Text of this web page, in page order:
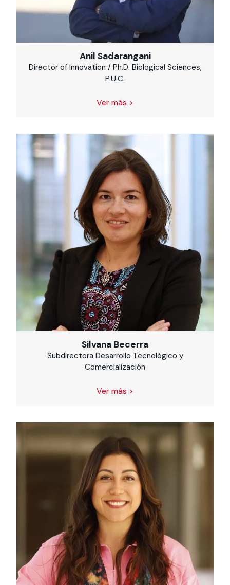
Anil Sadarangani
Director of Innovation / Ph.D. Biological Sciences,
P.U.C.
Ver más >
Silvana Becerra
Subdirectora Desarrollo Tecnológico y
Comercialización
Ver más >